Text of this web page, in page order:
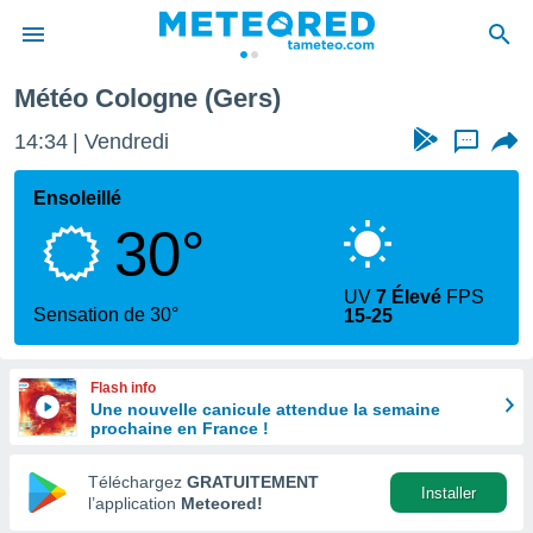
de
en
Météo Cologne (Gers)
14:34 Vendredi ...
Ensoleillé
30°
Sensation de 30°
UV7 Élevé FPS
15-25
Flash info
Une nouvelle canicule attendue la semaine
prochaine en France !
Téléchargez GRATUITEMENT
l’application Meteored!
Installer